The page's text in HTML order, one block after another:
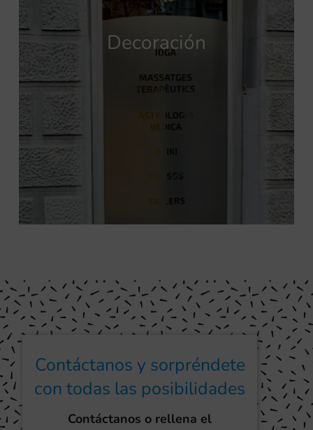
Decoración
Contáctanos y sorpréndete
con todas las posibilidades
Contáctanos o rellena el